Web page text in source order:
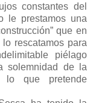
constantes del
le prestamos una
que en
rescatamos para
piélago
solemnidad de la
lo que pretende